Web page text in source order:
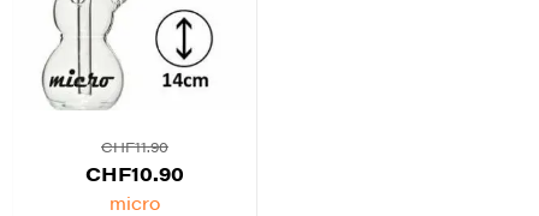
CHF11.90
Ursprünglicher
Preis
CHF10.90
micro